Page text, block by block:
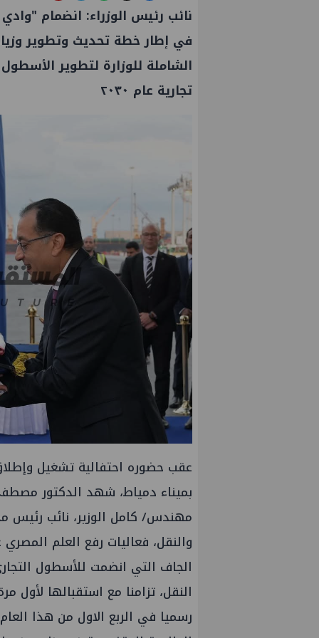
نائب رئيس الوزراء: انضمام
في إطار خطة تحديث وتطوير
تجارية عام ٢٠٣٠
عقب حضوره احتفالية تشغيل
بميناء دمياط، شهد الدكتور
مهندس/ كامل الوزير، نائب رئيس
والنقل، فعاليات رفع العلم
الجاف التي انضمت للأسطول
النقل، تزامنا مع استقبالها
رسميا في الربع الاول من هذا